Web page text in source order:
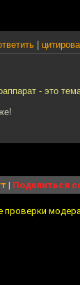
- это
| Поделиться
проверки